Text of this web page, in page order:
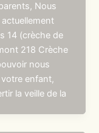
Nous
14 (crèche de
218 Crèche
nous
votre enfant,
la veille de la